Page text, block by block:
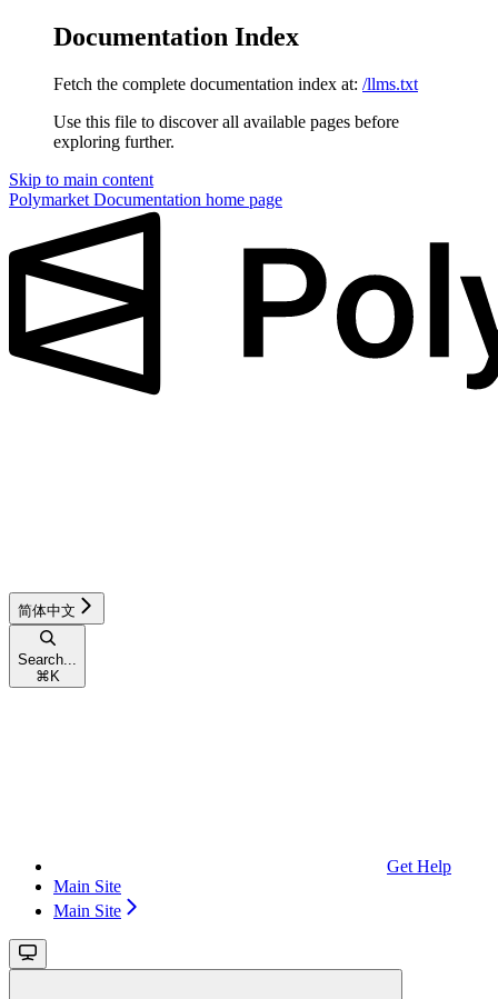
Documentation Index
Fetch the complete documentation index at: /llms.txt
Use this file to discover all available pages before
exploring further.
Skip to main content
Polymarket Documentation home page
简体中文
Search...
⌘ K
Get Help
Main Site
Main Site